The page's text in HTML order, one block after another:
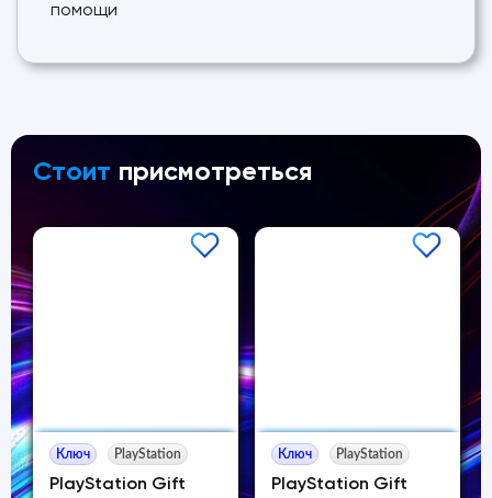
помощи
Стоит присмотреться
Ключ PlayStation
PlayStation Gift
Ключ PlayStation
PlayStation Gift